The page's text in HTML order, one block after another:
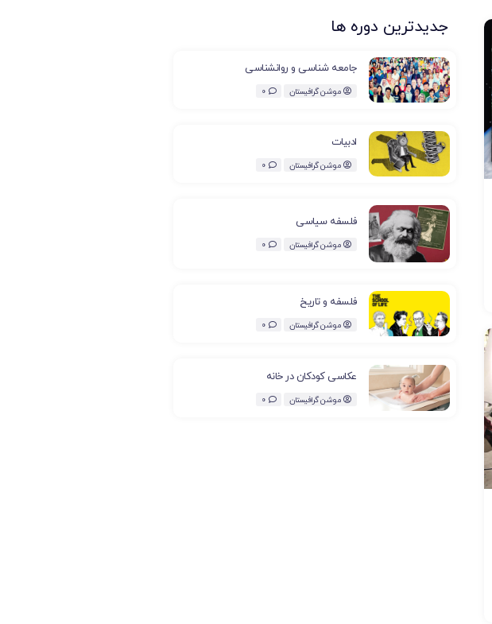
جدیدترین دوره ها
جامعه شناسی و روانشناسی
موشن گرافیستان 0
ادبیات
موشن گرافیستان 0
فلسفه سیاسی
موشن گرافیستان 0
فلسفه و تاریخ
موشن گرافیستان 0
عکاسی کودکان در خانه
موشن گرافیستان 0